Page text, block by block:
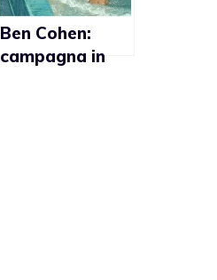
Ben Cohen:
campagna in